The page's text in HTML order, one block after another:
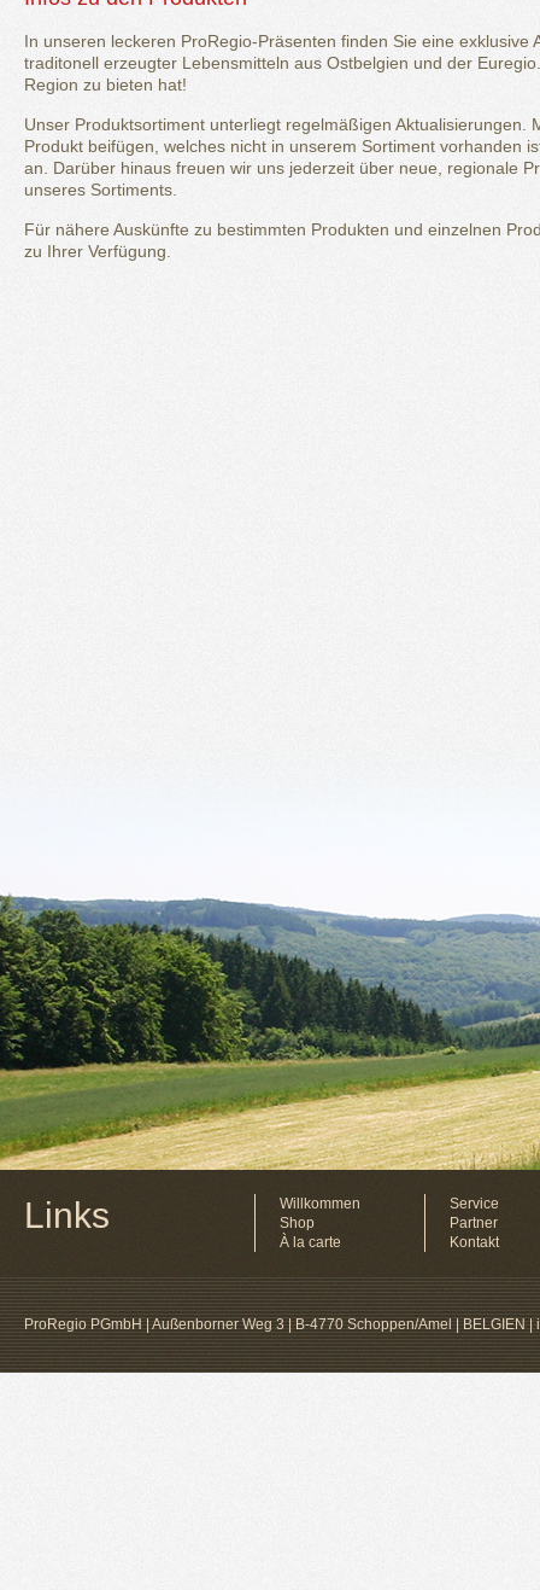
In unseren leckeren ProRegio-Präsenten finden Sie eine exklusive
traditonell erzeugter Lebensmitteln aus Ostbelgien und der
Region zu bieten hat!
Unser Produktsortiment unterliegt regelmäßigen Aktualisierungen.
Produkt beifügen, welches nicht in unserem Sortiment vorhanden
an. Darüber hinaus freuen wir uns jederzeit über neue, regionale
unseres Sortiments.
Für nähere Auskünfte zu bestimmten Produkten und einzelnen
zu Ihrer Verfügung.
Links
Willkommen
Shop
À la carte
Service
Partner
Kontakt
ProRegio PGmbH | Außenborner Weg 3 | B-4770 Schoppen/Amel | BELGIEN |